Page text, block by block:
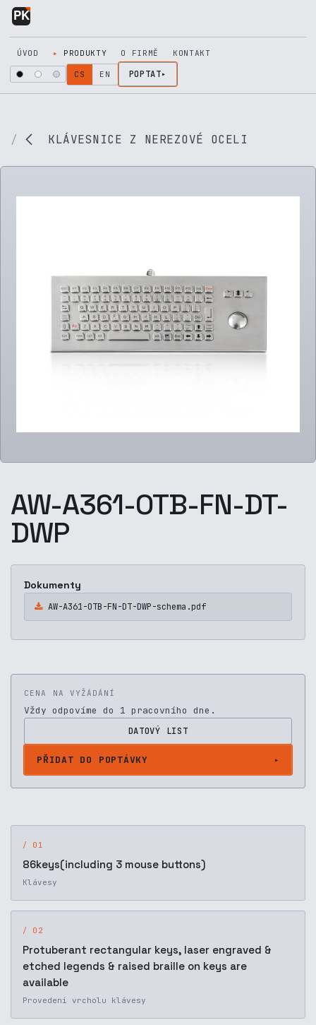
Přejít na obsah
ÚVOD PRODUKTY O FIRMĚ KONTAKT
CS EN POPTAT
KLÁVESNICE Z NEREZOVÉ OCELI
AW-A361-OTB-FN-DT-
DWP
Dokumenty
AW-A361-OTB-FN-DT-DWP-schema.pdf
CENA NA VYŽÁDÁNÍ
Vždy odpovíme do 1 pracovního dne.
DATOVÝ LIST
PŘIDAT DO POPTÁVKY
/ 01
86keys(including 3 mouse buttons)
Klávesy
/ 02
Protuberant rectangular keys, laser engraved &
etched legends & raised braille on keys are
available
Provedení vrcholu klávesy